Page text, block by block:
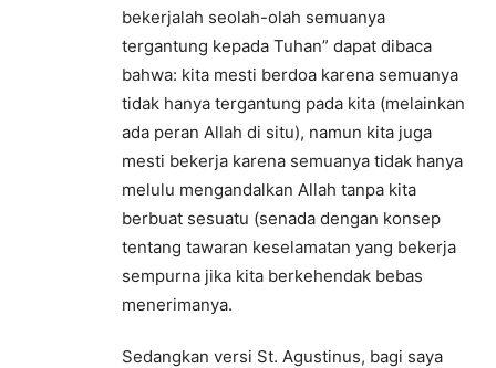
bekerjalah seolah-olah semuanya
tergantung kepada Tuhan” dapat dibaca
bahwa: kita mesti berdoa karena semuanya
tidak hanya tergantung pada kita (melainkan
ada peran Allah di situ), namun kita juga
mesti bekerja karena semuanya tidak hanya
melulu mengandalkan Allah tanpa kita
berbuat sesuatu (senada dengan konsep
tentang tawaran keselamatan yang bekerja
sempurna jika kita berkehendak bebas
menerimanya.
Sedangkan versi St. Agustinus, bagi saya